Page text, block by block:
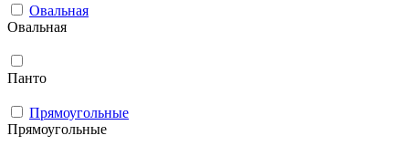
Овальная
Овальная
Панто
Прямоугольные
Прямоугольные